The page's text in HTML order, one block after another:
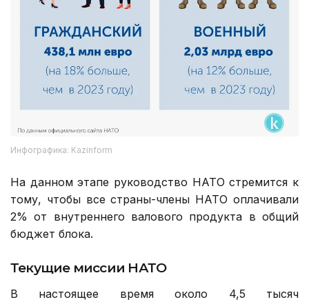
Инфографика: Kazinform
На данном этапе руководство НАТО стремится к
тому, чтобы все страны-члены НАТО оплачивали
2% от внутреннего валового продукта в общий
бюджет блока.
Текущие миссии НАТО
В настоящее время около 4,5 тысяч